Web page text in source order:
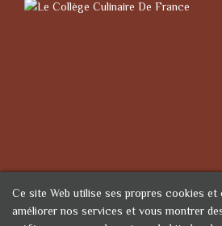
Ce site Web utilise ses propres cookies et
améliorer nos services et vous montrer